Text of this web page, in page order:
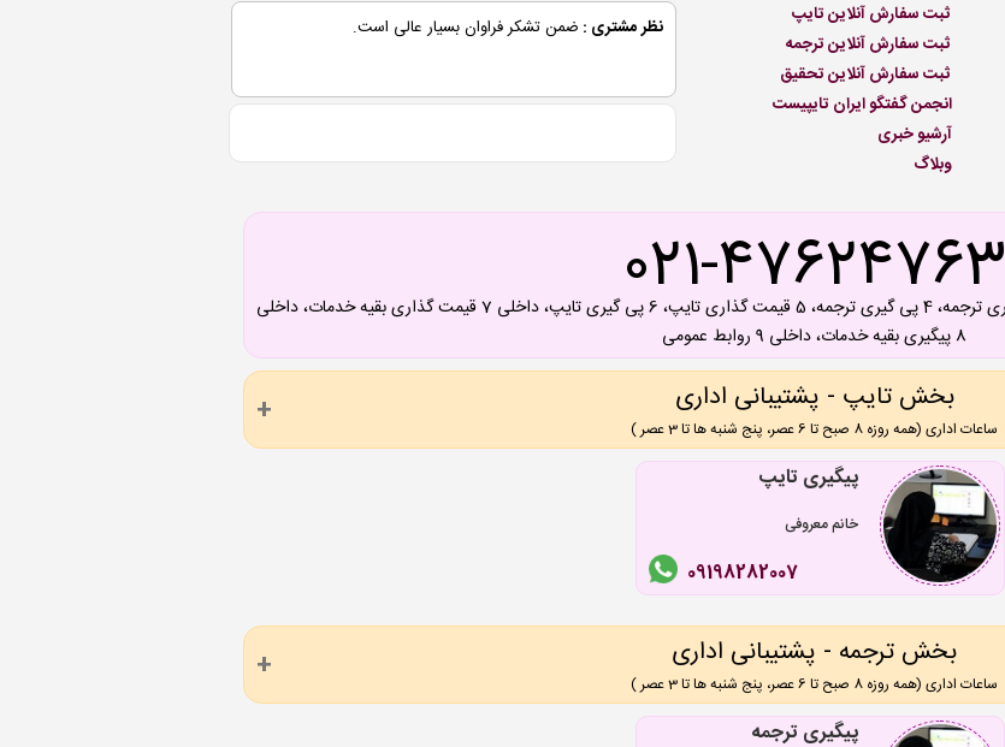
ثبت سفارش آنلاین تایپ
ثبت سفارش آنلاین ترجمه
ثبت سفارش آنلاین تحقیق
انجمن گفتگو ایران تایپیست
آرشیو خبری
وبلاگ
نظر مشتری : ضمن تشکر فراوان بسيار عالی است.
021-47624763
داخلی 1 تقویت رزومه، 2 چاپ و نشر کتاب، 3 قیمت گذاری ترجمه، 4 پی گیری ترجمه، 5 قیمت گذاری تایپ، 6 پی گیری تایپ، داخلی 7 قیمت گذاری بقیه خدمات، داخلی
8 پیگیری بقیه خدمات، داخلی 9 روابط عمومی
بخش تایپ - پشتیبانی اداری
ساعات اداری (همه روزه 8 صبح تا 6 عصر، پنج شنبه ها تا 3 عصر )
پیگیری تایپ
خانم معروفی
09198282007
بخش ترجمه - پشتیبانی اداری
ساعات اداری (همه روزه 8 صبح تا 6 عصر، پنج شنبه ها تا 3 عصر )
پیگیری ترجمه